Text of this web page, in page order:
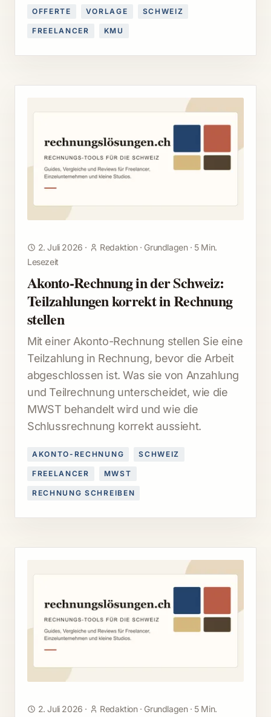
OFFERTE VORLAGE SCHWEIZ
FREELANCER KMU
2. Juli 2026 · Redaktion· Grundlagen · 5 Min.
Lesezeit
Akonto-Rechnung in der Schweiz:
Teilzahlungen korrekt in Rechnung
stellen
Mit einer Akonto-Rechnung stellen Sie eine
Teilzahlung in Rechnung, bevor die Arbeit
abgeschlossen ist. Was sie von Anzahlung
und Teilrechnung unterscheidet, wie die
MWST behandelt wird und wie die
Schlussrechnung korrekt aussieht.
AKONTO-RECHNUNG SCHWEIZ
FREELANCER MWST
RECHNUNG SCHREIBEN
2. Juli 2026 · Redaktion· Grundlagen · 5 Min.